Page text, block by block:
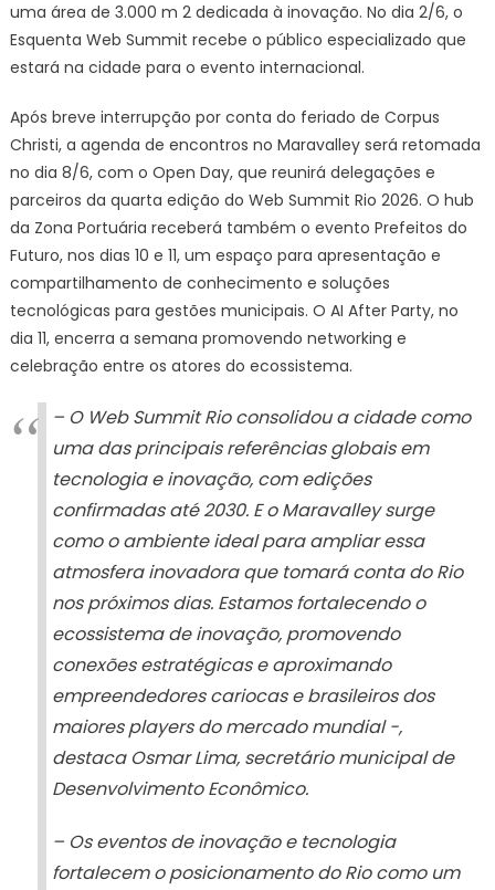
Janeiro
uma área de 3.000 m 2 dedicada à inovação. No dia 2/6, o
Esquenta Web Summit recebe o público especializado que
estará na cidade para o evento internacional.
Após breve interrupção por conta do feriado de Corpus
Christi, a agenda de encontros no Maravalley será retomada
no dia 8/6, com o Open Day, que reunirá delegações e
parceiros da quarta edição do Web Summit Rio 2026. O hub
da Zona Portuária receberá também o evento Prefeitos do
Futuro, nos dias 10 e 11, um espaço para apresentação e
compartilhamento de conhecimento e soluções
tecnológicas para gestões municipais. O AI After Party, no
dia 11, encerra a semana promovendo networking e
celebração entre os atores do ecossistema.
– O Web Summit Rio consolidou a cidade como
uma das principais referências globais em
tecnologia e inovação, com edições
confirmadas até 2030. E o Maravalley surge
como o ambiente ideal para ampliar essa
atmosfera inovadora que tomará conta do Rio
nos próximos dias. Estamos fortalecendo o
ecossistema de inovação, promovendo
conexões estratégicas e aproximando
empreendedores cariocas e brasileiros dos
maiores players do mercado mundial -,
destaca Osmar Lima, secretário municipal de
Desenvolvimento Econômico.
– Os eventos de inovação e tecnologia
fortalecem o posicionamento do Rio como um